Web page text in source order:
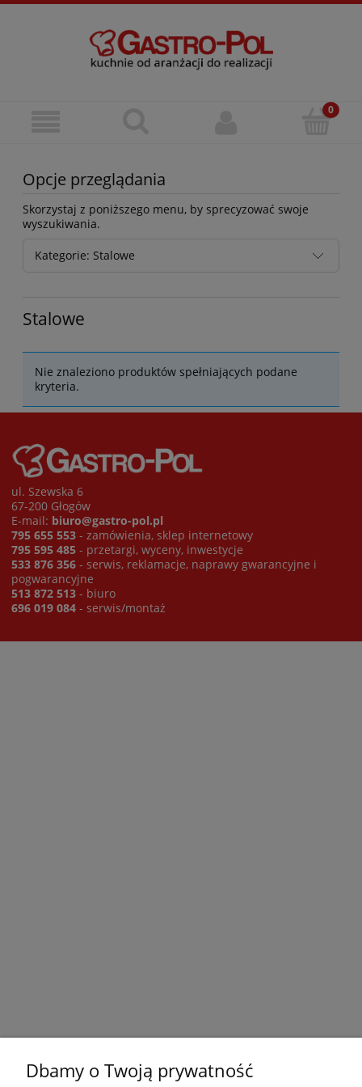
Opcje przeglądania
Skorzystaj z poniższego menu, by sprecyzować swoje
wyszukiwania.
Kategorie: Stalowe
Stalowe
Nie znaleziono produktów spełniających podane
kryteria.
ul. Szewska 6
67-200 Głogów
E-mail: biuro@gastro-pol.pl
795 655 553 - zamówienia, sklep internetowy
795 595 485 - przetargi, wyceny, inwestycje
533 876 356 - serwis, reklamacje, naprawy gwarancyjne i
pogwarancyjne
513 872 513 - biuro
696 019 084 - serwis/montaż
Dbamy o Twoją prywatność